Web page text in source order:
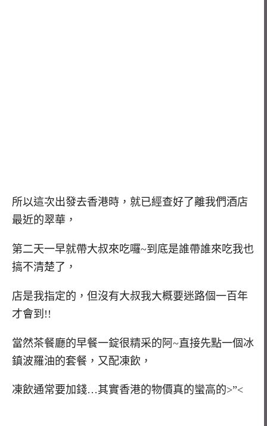
所以這次出發去香港時，就已經查好了離我們酒店
最近的翠華，
第二天一早就帶大叔來吃囉~到底是誰帶誰來吃我也
搞不清楚了，
店是我指定的，但沒有大叔我大概要迷路個一百年
才會到!!
當然茶餐廳的早餐一錠很精采的阿~直接先點一個冰
鎮波羅油的套餐，又配凍飲，
凍飲通常要加錢…其實香港的物價真的蠻高的>”<